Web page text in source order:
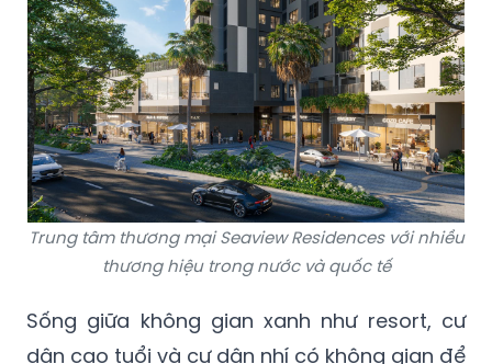
Trung tâm thương mại Seaview Residences với nhiều
thương hiệu trong nước và quốc tế
Sống giữa không gian xanh như resort, cư
dân cao tuổi và cư dân nhí có không gian để